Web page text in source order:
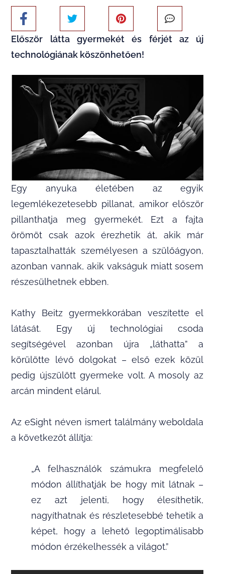
Először látta gyermekét és férjét az új
technológiának köszönhetően!
Egy anyuka életében az egyik
legemlékezetesebb pillanat, amikor először
pillanthatja meg gyermekét. Ezt a fajta
örömöt csak azok érezhetik át, akik már
tapasztalhatták személyesen a szülőágyon,
azonban vannak, akik vakságuk miatt sosem
részesülhetnek ebben.
Kathy Beitz gyermekkorában veszítette el
látását. Egy új technológiai csoda
segítségével azonban újra „láthatta” a
körülötte lévő dolgokat – első ezek közül
pedig újszülött gyermeke volt. A mosoly az
arcán mindent elárul.
Az eSight néven ismert találmány weboldala
a következőt állítja:
„A felhasználók számukra megfelelő
módon állíthatják be hogy mit látnak –
ez azt jelenti, hogy élesíthetik,
nagyíthatnak és részletesebbé tehetik a
képet, hogy a lehető legoptimálisabb
módon érzékelhessék a világot.”